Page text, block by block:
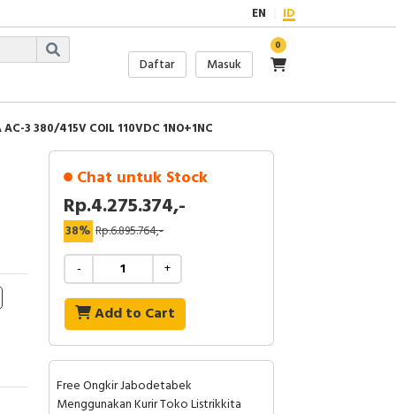
EN ID
Daftar Masuk
0
3 380/415V COIL 110VDC 1NO+1NC
Chat untuk Stock
Rp.4.275.374,-
38% Rp.6.895.764,-
- +
Add to Cart
Free Ongkir Jabodetabek
Menggunakan Kurir Toko Listrikkita